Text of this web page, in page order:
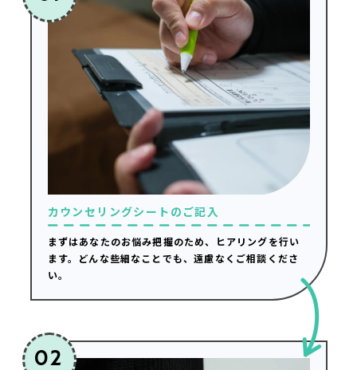
カウンセリングシートのご記入
まずはあなたのお悩み把握のため、ヒアリングを行い
ます。どんな些細なことでも、遠慮なくご相談くださ
い。
02